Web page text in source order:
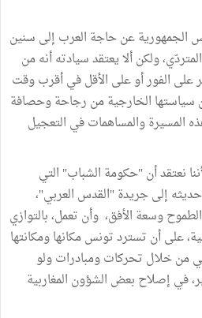
الجمهورية عن حاجة العرب إلى سنين
ولكن ألا يعتقد سيادته أنه من
على الفور أو على الأقل في أقرب وقت
الخارجية من رجاحة وحصافة
المسيرة والمساهمات في التعجيل
نعتقد أن "حكومة الشباب" التي
إلى جريدة "القدس العربي"،
وسعة الأفق، وأن تعمل، بالتوازي
على أن تسترد تونس مكانها ومكانتها
من خلال تحركات ومبادرات ولو
في إصلاح بعض الشؤون المغاربية